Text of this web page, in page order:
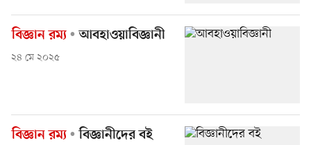
বিজ্ঞান রম্য আবহাওয়াবিজ্ঞানী
২৪ মে ২০২৫
বিজ্ঞান রম্য বিজ্ঞানীদের বই